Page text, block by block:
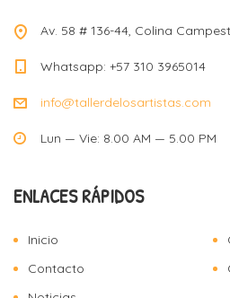
Av. 58 # 136-44, Colina
Whatsapp: +57 310 3965014
info@tallerdelosartistas.com
Lun — Vie: 8.00 AM — 5.00 PM
ENLACES RÁPIDOS
Inicio
Contacto